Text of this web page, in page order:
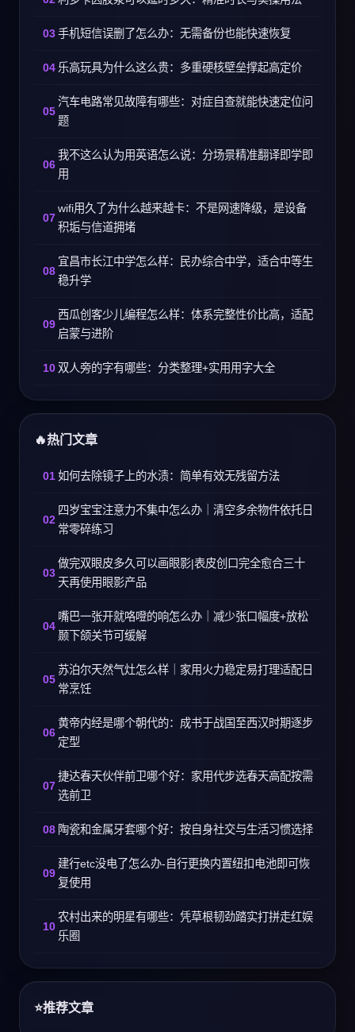
手机短信误删了怎么办：无需备份也能快速恢复
乐高玩具为什么这么贵：多重硬核壁垒撑起高定价
汽车电路常见故障有哪些：对症自查就能快速定位问
题
我不这么认为用英语怎么说：分场景精准翻译即学即
用
wifi用久了为什么越来越卡：不是网速降级，是设备
积垢与信道拥堵
宜昌市长江中学怎么样：民办综合中学，适合中等生
稳升学
西瓜创客少儿编程怎么样：体系完整性价比高，适配
启蒙与进阶
双人旁的字有哪些：分类整理+实用用字大全
热门文章
如何去除镜子上的水渍：简单有效无残留方法
四岁宝宝注意力不集中怎么办｜清空多余物件依托日
常零碎练习
做完双眼皮多久可以画眼影|表皮创口完全愈合三十
天再使用眼影产品
嘴巴一张开就咯噔的响怎么办｜减少张口幅度+放松
颞下颌关节可缓解
苏泊尔天然气灶怎么样｜家用火力稳定易打理适配日
常烹饪
黄帝内经是哪个朝代的：成书于战国至西汉时期逐步
定型
捷达春天伙伴前卫哪个好：家用代步选春天高配按需
选前卫
陶瓷和金属牙套哪个好：按自身社交与生活习惯选择
建行etc没电了怎么办-自行更换内置纽扣电池即可恢
复使用
农村出来的明星有哪些：凭草根韧劲踏实打拼走红娱
乐圈
推荐文章